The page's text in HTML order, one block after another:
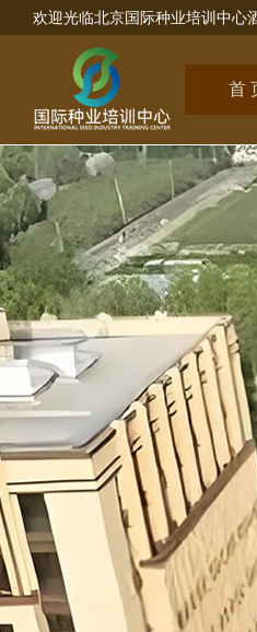
欢迎光临北京国际种业培训中心
首